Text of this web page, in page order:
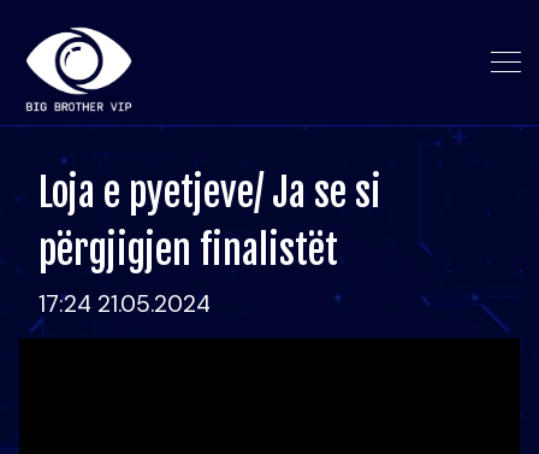
Loja e pyetjeve/ Ja se si
përgjigjen finalistët
17:24 21.05.2024